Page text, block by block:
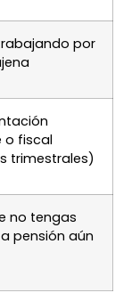
por
o fiscal
trimestrales)
no tengas
pensión aún